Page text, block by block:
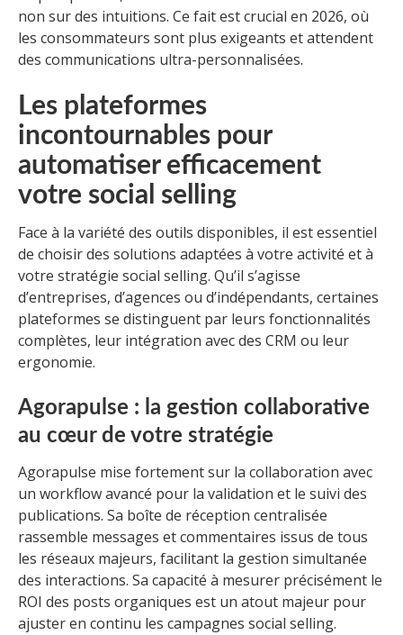
non sur des intuitions. Ce fait est crucial en 2026, où
les consommateurs sont plus exigeants et attendent
des communications ultra-personnalisées.
Les plateformes
incontournables pour
automatiser efficacement
votre social selling
Face à la variété des outils disponibles, il est essentiel
de choisir des solutions adaptées à votre activité et à
votre stratégie social selling. Qu’il s’agisse
d’entreprises, d’agences ou d’indépendants, certaines
plateformes se distinguent par leurs fonctionnalités
complètes, leur intégration avec des CRM ou leur
ergonomie.
Agorapulse : la gestion collaborative
au cœur de votre stratégie
Agorapulse mise fortement sur la collaboration avec
un workflow avancé pour la validation et le suivi des
publications. Sa boîte de réception centralisée
rassemble messages et commentaires issus de tous
les réseaux majeurs, facilitant la gestion simultanée
des interactions. Sa capacité à mesurer précisément le
ROI des posts organiques est un atout majeur pour
ajuster en continu les campagnes social selling.